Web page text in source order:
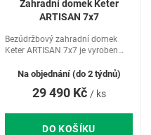
Zahradní domek Keter
ARTISAN 7x7
29 490 Kč / ks
DO KOŠÍKU
Bezúdržbový zahradní domek
Keter ARTISAN 7x7 je vyroben
Duotech. Technologie Keter
dvojitých stěn s vnitřní výztuží a...
Na objednání (do 2 týdnů)